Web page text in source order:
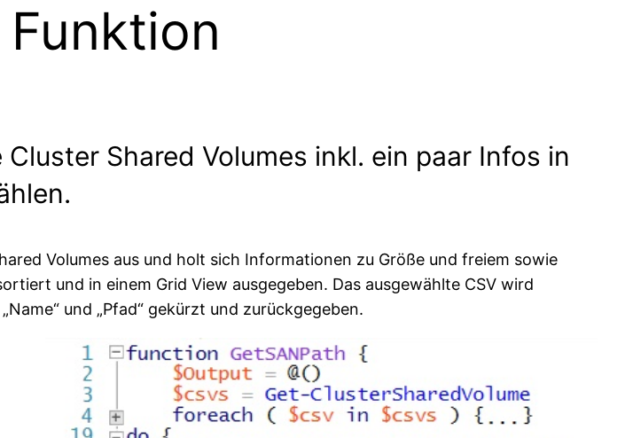
Shared Volumes inkl. ein paar Infos in
Volumes aus und holt sich Informationen zu Größe und freiem sowie
und in einem Grid View ausgegeben. Das ausgewählte CSV wird
und „Pfad“ gekürzt und zurückgegeben.